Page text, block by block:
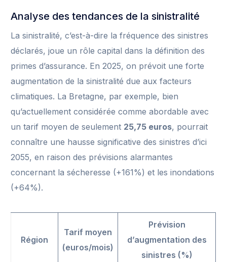
Analyse des tendances de la sinistralité
La sinistralité, c’est-à-dire la fréquence des sinistres
déclarés, joue un rôle capital dans la définition des
primes d’assurance. En 2025, on prévoit une forte
augmentation de la sinistralité due aux facteurs
climatiques. La Bretagne, par exemple, bien
qu’actuellement considérée comme abordable avec
un tarif moyen de seulement 25,75 euros, pourrait
connaître une hausse significative des sinistres d’ici
2055, en raison des prévisions alarmantes
concernant la sécheresse (+161%) et les inondations
(+64%).
Région
Tarif moyen
(euros/mois)
Prévision
d’augmentation des
sinistres (%)